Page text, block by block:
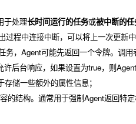
于处理长时间运行的任务或被中断的任
过程中连接中断，可以将上一次更新
务，Agent可能先返回一个令牌。调
后台响应，如果设置为true，则
储一些额外的属性信息；
的结构。通常用于强制Agent返回特